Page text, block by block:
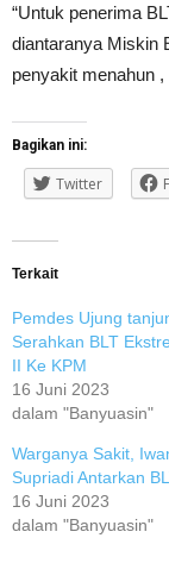
“Untuk penerima
diantaranya Miskin
penyakit menahun ,
Bagikan ini:
Twitter
Terkait
Pemdes Ujung
Serahkan BLT
II Ke KPM
16 Juni 2023
dalam "Banyuasin"
Warganya Sakit,
Supriadi Antarkan
16 Juni 2023
dalam "Banyuasin"